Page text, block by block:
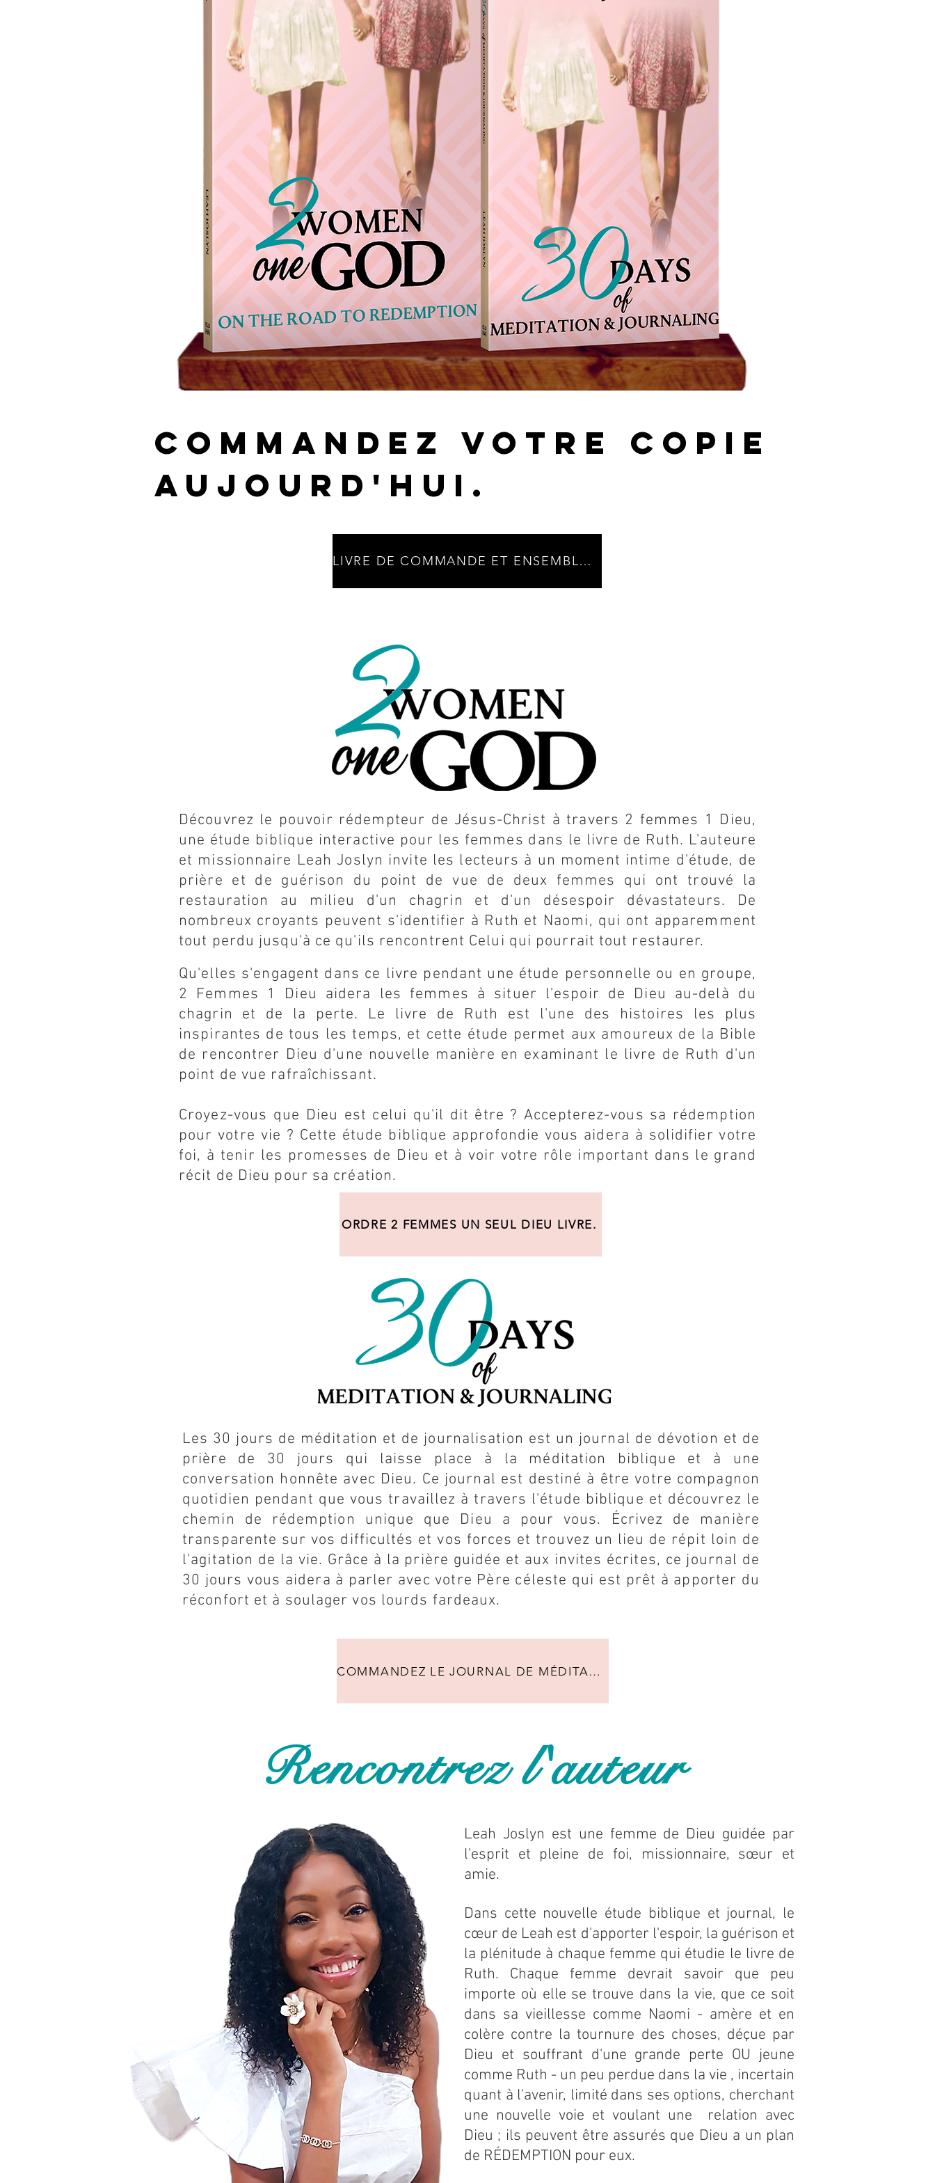
COMMANDEZ VOTRE COPIE
AUJOURD'HUI.
LIVRE DE COMMANDE ET ENSEMBLE DE JOURNAL.
Découvrez le pouvoir rédempteur de Jésus-Christ à travers 2 femmes 1 Dieu,
une étude biblique interactive pour les femmes dans le livre de Ruth. L'auteure
et missionnaire Leah Joslyn invite les lecteurs à un moment intime d'étude, de
prière et de guérison du point de vue de deux femmes qui ont trouvé la
restauration au milieu d'un chagrin et d'un désespoir dévastateurs. De
nombreux croyants peuvent s'identifier à Ruth et Naomi, qui ont apparemment
tout perdu jusqu'à ce qu'ils rencontrent Celui qui pourrait tout restaurer.
Qu'elles s'engagent dans ce livre pendant une étude personnelle ou en groupe,
2 Femmes 1 Dieu aidera les femmes à situer l'espoir de Dieu au-delà du
chagrin et de la perte. Le livre de Ruth est l'une des histoires les plus
inspirantes de tous les temps, et cette étude permet aux amoureux de la Bible
de rencontrer Dieu d'une nouvelle manière en examinant le livre de Ruth d'un
point de vue rafraîchissant.
Croyez-vous que Dieu est celui qu'il dit être ? Accepterez-vous sa rédemption
pour votre vie ? Cette étude biblique approfondie vous aidera à solidifier votre
foi, à tenir les promesses de Dieu et à voir votre rôle important dans le grand
récit de Dieu pour sa création.
ORDRE 2 FEMMES UN SEUL DIEU LIVRE.
Les 30 jours de méditation et de journalisation est un journal de dévotion et de
prière de 30 jours qui laisse place à la méditation biblique et à une
conversation honnête avec Dieu. Ce journal est destiné à être votre compagnon
quotidien pendant que vous travaillez à travers l'étude biblique et découvrez le
chemin de rédemption unique que Dieu a pour vous. Écrivez de manière
transparente sur vos difficultés et vos forces et trouvez un lieu de répit loin de
l'agitation de la vie. Grâce à la prière guidée et aux invites écrites, ce journal de
30 jours vous aidera à parler avec votre Père céleste qui est prêt à apporter du
réconfort et à soulager vos lourds fardeaux.
COMMANDEZ LE JOURNAL DE MÉDITATION DE 30 JOURS.
Rencontrez l'auteur
Leah Joslyn est une femme de Dieu guidée par
l'esprit et pleine de foi, missionnaire, sœur et
amie.
Dans cette nouvelle étude biblique et journal, le
cœur de Leah est d'apporter l'espoir, la guérison et
la plénitude à chaque femme qui étudie le livre de
Ruth. Chaque femme devrait savoir que peu
importe où elle se trouve dans la vie, que ce soit
dans sa vieillesse comme Naomi - amère et en
colère contre la tournure des choses, déçue par
Dieu et souffrant d'une grande perte OU jeune
comme Ruth - un peu perdue dans la vie , incertain
quant à l'avenir, limité dans ses options, cherchant
une nouvelle voie et voulant une relation avec
Dieu ; ils peuvent être assurés que Dieu a un plan
de RÉDEMPTION pour eux.